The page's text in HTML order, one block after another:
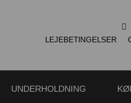
LEJEBETINGELSER
UNDERHOLDNING